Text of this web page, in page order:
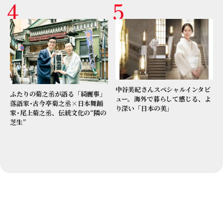
ふたりの菊之丞が語る「綺麗事」
落語家･古今亭菊之丞×日本舞踊
家･尾上菊之丞、伝統文化の“隣の
芝生”
中谷美紀さんスペシャルインタビ
ュー。海外で暮らして感じる、よ
り深い「日本の美」